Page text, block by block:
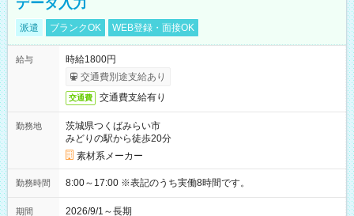
データ入力
派遣 ブランクOK WEB登録・面接OK
給与
時給1800円
交通費別途支給あり
交通費 交通費支給有り
勤務地
茨城県つくばみらい市
みどりの駅から徒歩20分
素材系メーカー
勤務時間 8:00～17:00 ※表記のうち実働8時間です。
期間 2026/9/1～長期